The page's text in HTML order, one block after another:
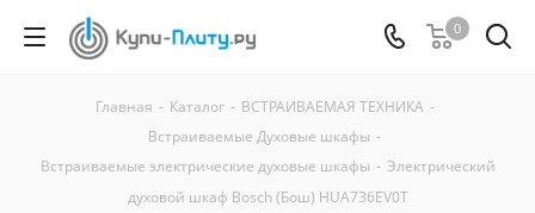
0
Главная - Каталог - ВСТРАИВАЕМАЯ ТЕХНИКА -
Встраиваемые Духовые шкафы -
Встраиваемые электрические духовые шкафы - Электрический
духовой шкаф Bosch (Бош) HUA736EV0T